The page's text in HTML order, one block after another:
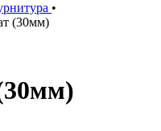
•
(30мм)